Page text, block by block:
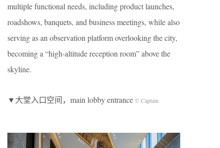
multiple functional needs, including product launches,
roadshows, banquets, and business meetings, while also
serving as an observation platform overlooking the city,
becoming a “high-altitude reception room” above the
skyline.
▼大堂入口空间，main lobby entrance © Captain